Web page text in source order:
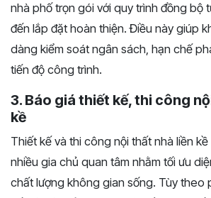
nhà phố trọn gói với quy trình đồng bộ
đến lắp đặt hoàn thiện. Điều này giúp
dàng kiểm soát ngân sách, hạn chế
tiến độ công trình.
3. Báo giá thiết kế, thi công
kề
Thiết kế và thi công nội thất nhà liền
nhiều gia chủ quan tâm nhằm tối ưu
chất lượng không gian sống. Tùy theo